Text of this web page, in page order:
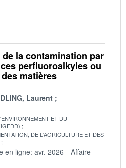
la contamination par
perfluoroalkyles ou
matières
Laurent
ET DU
DE L'AGRICULTURE ET DES
en ligne: avr. 2026
Affaire